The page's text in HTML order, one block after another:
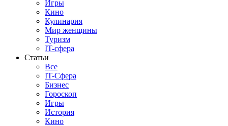
Игры
Кино
Кулинария
Мир женщины
Туризм
IT-сфера
Статьи
Все
IT-Сфера
Бизнес
Гороскоп
Игры
История
Кино